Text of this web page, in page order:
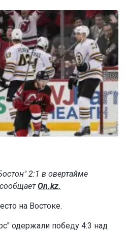
2:1 в овертайме
On.kz.
на Востоке.
одержали победу 4:3 над